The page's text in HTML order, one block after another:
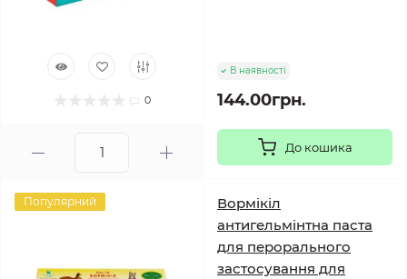
0
В наявності
144.00грн.
До кошика
Популярний
Вормікіл
антигельмінтна паста
для перорального
застосування для